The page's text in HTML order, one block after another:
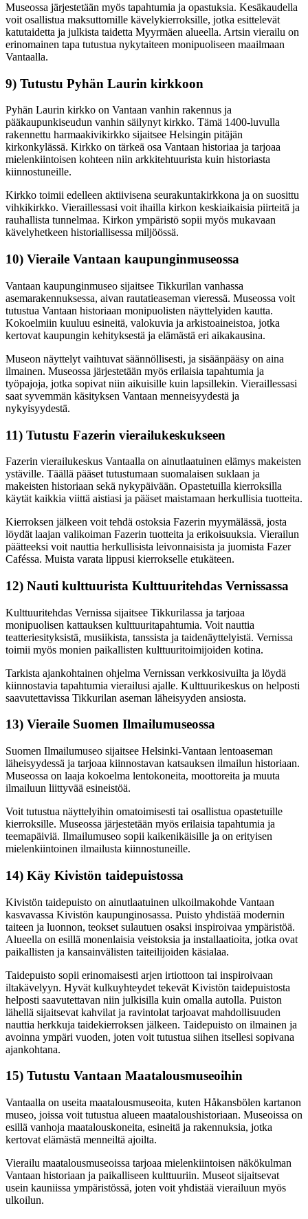
Museossa järjestetään myös tapahtumia ja opastuksia. Kesäkaudella
voit osallistua maksuttomille kävelykierroksille, jotka esittelevät
katutaidetta ja julkista taidetta Myyrmäen alueella. Artsin vierailu on
erinomainen tapa tutustua nykytaiteen monipuoliseen maailmaan
Vantaalla.
9) Tutustu Pyhän Laurin kirkkoon
Pyhän Laurin kirkko on Vantaan vanhin rakennus ja
pääkaupunkiseudun vanhin säilynyt kirkko. Tämä 1400-luvulla
rakennettu harmaakivikirkko sijaitsee Helsingin pitäjän
kirkonkylässä. Kirkko on tärkeä osa Vantaan historiaa ja tarjoaa
mielenkiintoisen kohteen niin arkkitehtuurista kuin historiasta
kiinnostuneille.
Kirkko toimii edelleen aktiivisena seurakuntakirkkona ja on suosittu
vihkikirkko. Vieraillessasi voit ihailla kirkon keskiaikaisia piirteitä ja
rauhallista tunnelmaa. Kirkon ympäristö sopii myös mukavaan
kävelyhetkeen historiallisessa miljöössä.
10) Vieraile Vantaan kaupunginmuseossa
Vantaan kaupunginmuseo sijaitsee Tikkurilan vanhassa
asemarakennuksessa, aivan rautatieaseman vieressä. Museossa voit
tutustua Vantaan historiaan monipuolisten näyttelyiden kautta.
Kokoelmiin kuuluu esineitä, valokuvia ja arkistoaineistoa, jotka
kertovat kaupungin kehityksestä ja elämästä eri aikakausina.
Museon näyttelyt vaihtuvat säännöllisesti, ja sisäänpääsy on aina
ilmainen. Museossa järjestetään myös erilaisia tapahtumia ja
työpajoja, jotka sopivat niin aikuisille kuin lapsillekin. Vieraillessasi
saat syvemmän käsityksen Vantaan menneisyydestä ja
nykyisyydestä.
11) Tutustu Fazerin vierailukeskukseen
Fazerin vierailukeskus Vantaalla on ainutlaatuinen elämys makeisten
ystäville. Täällä pääset tutustumaan suomalaisen suklaan ja
makeisten historiaan sekä nykypäivään. Opastetuilla kierroksilla
käytät kaikkia viittä aistiasi ja pääset maistamaan herkullisia tuotteita.
Kierroksen jälkeen voit tehdä ostoksia Fazerin myymälässä, josta
löydät laajan valikoiman Fazerin tuotteita ja erikoisuuksia. Vierailun
päätteeksi voit nauttia herkullisista leivonnaisista ja juomista Fazer
Caféssa. Muista varata lippusi kierrokselle etukäteen.
12) Nauti kulttuurista Kulttuuritehdas Vernissassa
Kulttuuritehdas Vernissa sijaitsee Tikkurilassa ja tarjoaa
monipuolisen kattauksen kulttuuritapahtumia. Voit nauttia
teatteriesityksistä, musiikista, tanssista ja taidenäyttelyistä. Vernissa
toimii myös monien paikallisten kulttuuritoimijoiden kotina.
Tarkista ajankohtainen ohjelma Vernissan verkkosivuilta ja löydä
kiinnostavia tapahtumia vierailusi ajalle. Kulttuurikeskus on helposti
saavutettavissa Tikkurilan aseman läheisyyden ansiosta.
13) Vieraile Suomen Ilmailumuseossa
Suomen Ilmailumuseo sijaitsee Helsinki-Vantaan lentoaseman
läheisyydessä ja tarjoaa kiinnostavan katsauksen ilmailun historiaan.
Museossa on laaja kokoelma lentokoneita, moottoreita ja muuta
ilmailuun liittyvää esineistöä.
Voit tutustua näyttelyihin omatoimisesti tai osallistua opastetuille
kierroksille. Museossa järjestetään myös erilaisia tapahtumia ja
teemapäiviä. Ilmailumuseo sopii kaikenikäisille ja on erityisen
mielenkiintoinen ilmailusta kiinnostuneille.
14) Käy Kivistön taidepuistossa
Kivistön taidepuisto on ainutlaatuinen ulkoilmakohde Vantaan
kasvavassa Kivistön kaupunginosassa. Puisto yhdistää modernin
taiteen ja luonnon, teokset sulautuen osaksi inspiroivaa ympäristöä.
Alueella on esillä monenlaisia veistoksia ja installaatioita, jotka ovat
paikallisten ja kansainvälisten taiteilijoiden käsialaa.
Taidepuisto sopii erinomaisesti arjen irtiottoon tai inspiroivaan
iltakävelyyn. Hyvät kulkuyhteydet tekevät Kivistön taidepuistosta
helposti saavutettavan niin julkisilla kuin omalla autolla. Puiston
lähellä sijaitsevat kahvilat ja ravintolat tarjoavat mahdollisuuden
nauttia herkkuja taidekierroksen jälkeen. Taidepuisto on ilmainen ja
avoinna ympäri vuoden, joten voit tutustua siihen itsellesi sopivana
ajankohtana.
15) Tutustu Vantaan Maatalousmuseoihin
Vantaalla on useita maatalousmuseoita, kuten Håkansbölen kartanon
museo, joissa voit tutustua alueen maataloushistoriaan. Museoissa on
esillä vanhoja maatalouskoneita, esineitä ja rakennuksia, jotka
kertovat elämästä menneiltä ajoilta.
Vierailu maatalousmuseoissa tarjoaa mielenkiintoisen näkökulman
Vantaan historiaan ja paikalliseen kulttuuriin. Museot sijaitsevat
usein kauniissa ympäristössä, joten voit yhdistää vierailuun myös
ulkoilun.